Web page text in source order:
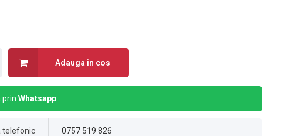
Adauga in cos
prinWhatsapp
telefonic 0757 519 826